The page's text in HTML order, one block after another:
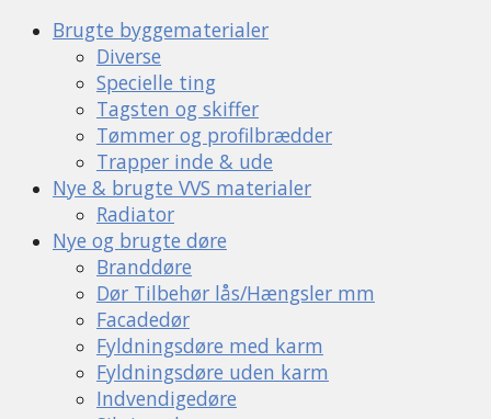
Brugte byggematerialer
Diverse
Specielle ting
Tagsten og skiffer
Tømmer og profilbrædder
Trapper inde & ude
Nye & brugte VVS materialer
Radiator
Nye og brugte døre
Branddøre
Dør Tilbehør lås/Hængsler mm
Facadedør
Fyldningsdøre med karm
Fyldningsdøre uden karm
Indvendigedøre